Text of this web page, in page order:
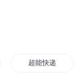
超能快递